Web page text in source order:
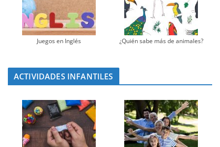
Juegos en Inglés ¿Quién sabe más de animales?
ACTIVIDADES INFANTILES